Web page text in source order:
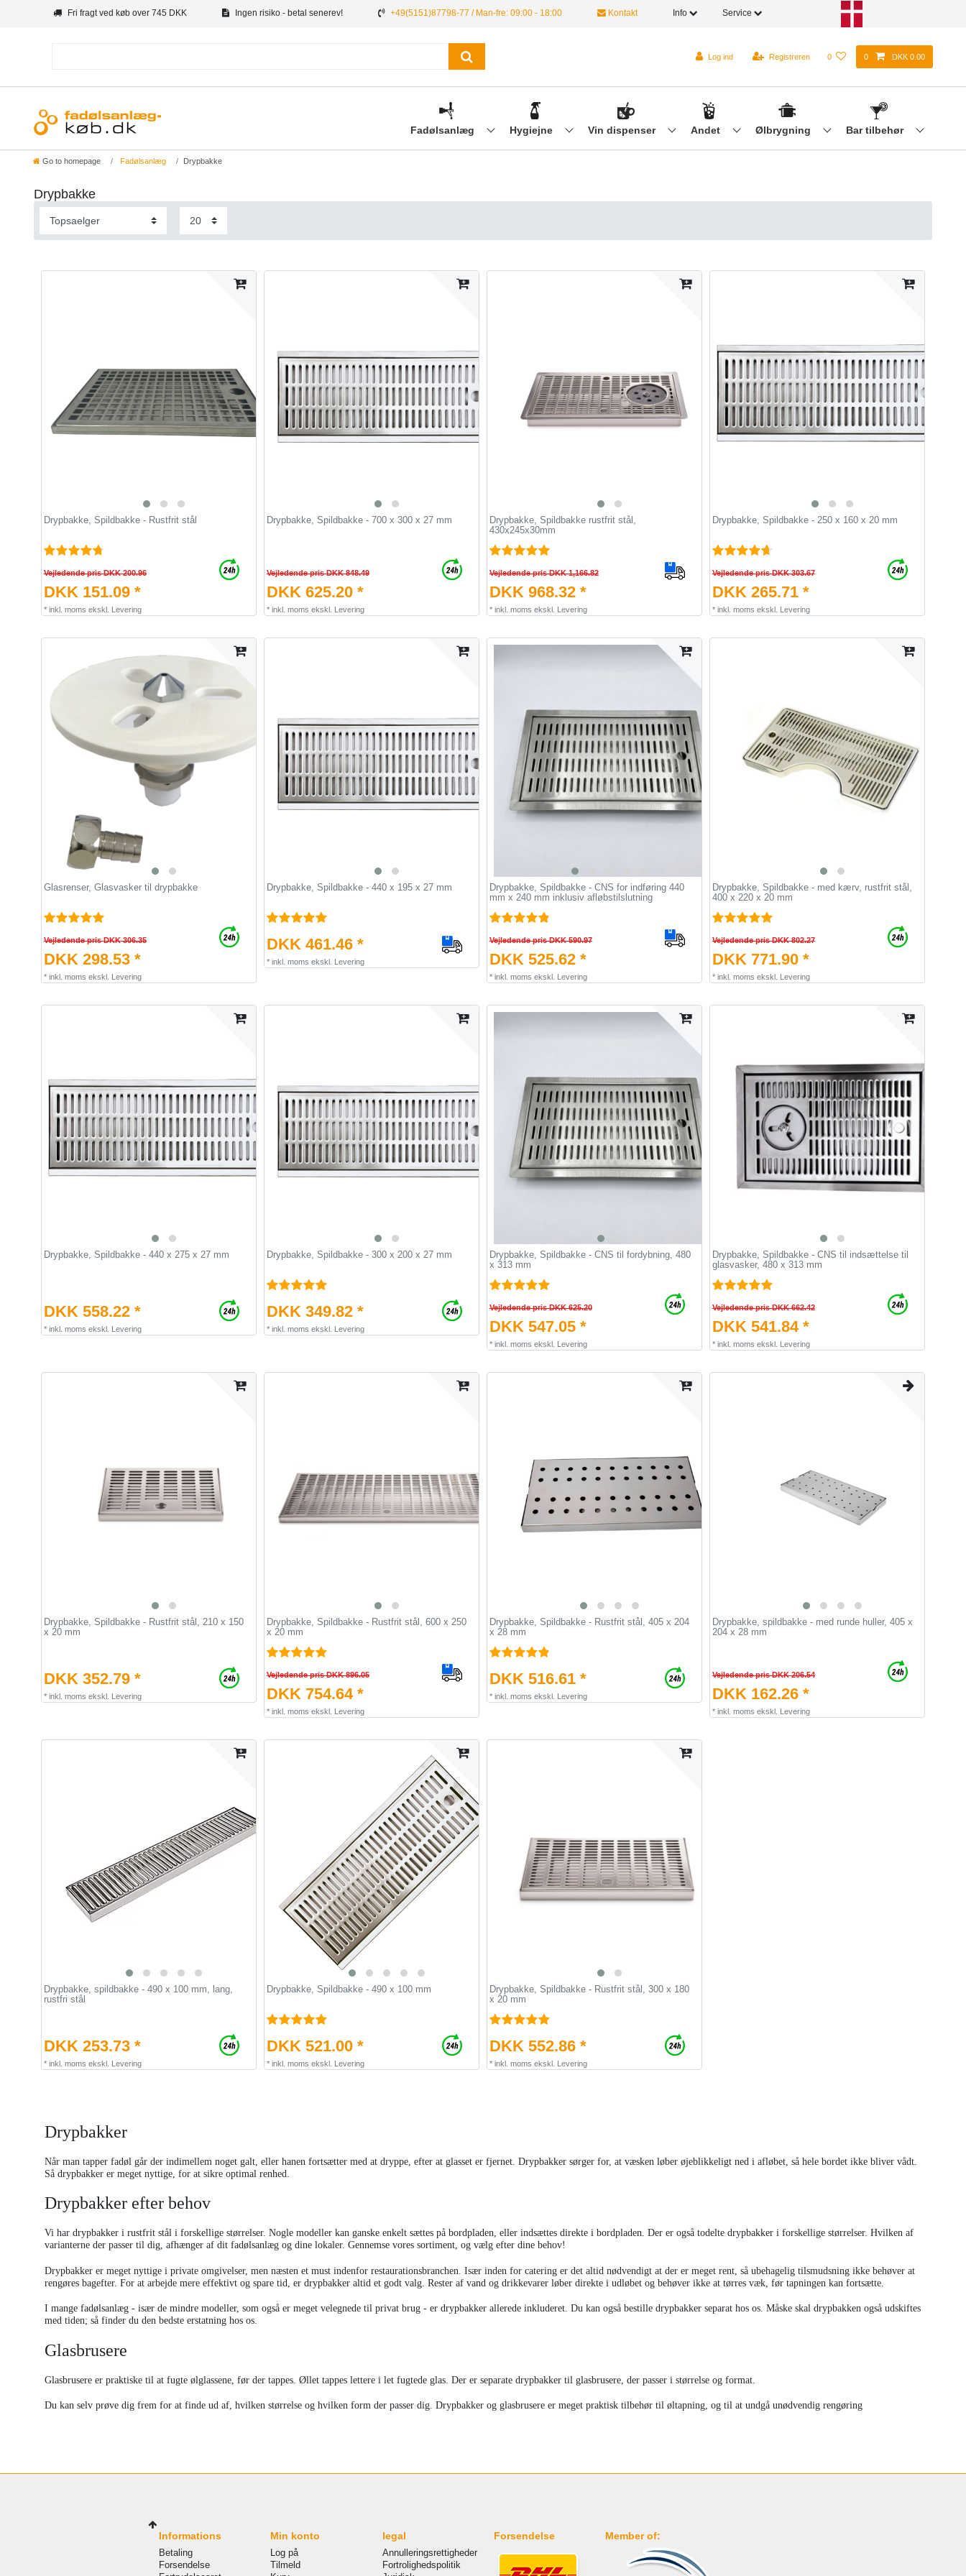
Fri fragt ved køb over 745 DKK Ingen risiko - betal senerev! +49(5151)87798-77 / Man-fre: 09:00 - 18:00 Kontakt Info Service
Log ind Registreren 0 0 DKK 0.00
Fadølsanlæg Hygiejne Vin dispenser Andet Ølbrygning Bar tilbehør
Go to homepage Fadølsanlæg Drypbakke
Drypbakke
Drypbakke, Spildbakke - Rustfrit stål
Vejledende pris DKK 200.96
DKK 151.09 *
* inkl. moms ekskl. Levering
Drypbakke, Spildbakke - 700 x 300 x 27 mm
Vejledende pris DKK 848.49
DKK 625.20 *
* inkl. moms ekskl. Levering
Drypbakke, Spildbakke rustfrit stål,
430x245x30mm
Vejledende pris DKK 1,166.82
DKK 968.32 *
* inkl. moms ekskl. Levering
Drypbakke, Spildbakke - 250 x 160 x 20 mm
Vejledende pris DKK 303.67
DKK 265.71 *
* inkl. moms ekskl. Levering
Glasrenser, Glasvasker til drypbakke
Vejledende pris DKK 306.35
DKK 298.53 *
* inkl. moms ekskl. Levering
Drypbakke, Spildbakke - 440 x 195 x 27 mm
DKK 461.46 *
* inkl. moms ekskl. Levering
Drypbakke, Spildbakke - CNS for indføring 440
mm x 240 mm inklusiv afløbstilslutning
Vejledende pris DKK 590.97
DKK 525.62 *
* inkl. moms ekskl. Levering
Drypbakke, Spildbakke - med kærv, rustfrit stål,
400 x 220 x 20 mm
Vejledende pris DKK 802.27
DKK 771.90 *
* inkl. moms ekskl. Levering
Drypbakke, Spildbakke - 440 x 275 x 27 mm
DKK 558.22 *
* inkl. moms ekskl. Levering
Drypbakke, Spildbakke - 300 x 200 x 27 mm
DKK 349.82 *
* inkl. moms ekskl. Levering
Drypbakke, Spildbakke - CNS til fordybning, 480
x 313 mm
Vejledende pris DKK 625.20
DKK 547.05 *
* inkl. moms ekskl. Levering
Drypbakke, Spildbakke - CNS til indsættelse til
glasvasker, 480 x 313 mm
Vejledende pris DKK 662.42
DKK 541.84 *
* inkl. moms ekskl. Levering
Drypbakke, Spildbakke - Rustfrit stål, 210 x 150
x 20 mm
DKK 352.79 *
* inkl. moms ekskl. Levering
Drypbakke, Spildbakke - Rustfrit stål, 600 x 250
x 20 mm
Vejledende pris DKK 896.05
DKK 754.64 *
* inkl. moms ekskl. Levering
Drypbakke, Spildbakke - Rustfrit stål, 405 x 204
x 28 mm
DKK 516.61 *
* inkl. moms ekskl. Levering
Drypbakke, spildbakke - med runde huller, 405 x
204 x 28 mm
Vejledende pris DKK 206.54
DKK 162.26 *
* inkl. moms ekskl. Levering
Drypbakke, spildbakke - 490 x 100 mm, lang,
rustfri stål
DKK 253.73 *
* inkl. moms ekskl. Levering
Drypbakke, Spildbakke - 490 x 100 mm
DKK 521.00 *
* inkl. moms ekskl. Levering
Drypbakke, Spildbakke - Rustfrit stål, 300 x 180
x 20 mm
DKK 552.86 *
* inkl. moms ekskl. Levering
Drypbakker
Når man tapper fadøl går der indimellem noget galt, eller hanen fortsætter med at dryppe, efter at glasset er fjernet. Drypbakker sørger for, at væsken løber øjeblikkeligt ned i afløbet, så hele bordet ikke bliver vådt.
Så drypbakker er meget nyttige, for at sikre optimal renhed.
Drypbakker efter behov
Vi har drypbakker i rustfrit stål i forskellige størrelser. Nogle modeller kan ganske enkelt sættes på bordpladen, eller indsættes direkte i bordpladen. Der er også todelte drypbakker i forskellige størrelser. Hvilken af ​​
varianterne der passer til dig, afhænger af dit fadølsanlæg og dine lokaler. Gennemse vores sortiment, og vælg efter dine behov!
Drypbakker er meget nyttige i private omgivelser, men næsten et must indenfor restaurationsbranchen. Især inden for catering er det altid nødvendigt at der er meget rent, så ubehagelig tilsmudsning ikke behøver at
rengøres bagefter. For at arbejde mere effektivt og spare tid, er drypbakker altid et godt valg. Rester af vand og drikkevarer løber direkte i udløbet og behøver ikke at tørres væk, før tapningen kan fortsætte.
I mange fadølsanlæg - især de mindre modeller, som også er meget velegnede til privat brug - er drypbakker allerede inkluderet. Du kan også bestille drypbakker separat hos os. Måske skal drypbakken også udskiftes
med tiden; så finder du den bedste erstatning hos os.
Glasbrusere
Glasbrusere er praktiske til at fugte ølglassene, før der tappes. Øllet tappes lettere i let fugtede glas. Der er separate drypbakker til glasbrusere, der passer i størrelse og format.
Du kan selv prøve dig frem for at finde ud af, hvilken størrelse og hvilken form der passer dig. Drypbakker og glasbrusere er meget praktisk tilbehør til øltapning, og til at undgå unødvendig rengøring
Informations
Betaling
Forsendelse
Min konto
Log på
Tilmeld
legal
Annulleringsrettigheder
Fortrolighedspolitik
Forsendelse Member of: